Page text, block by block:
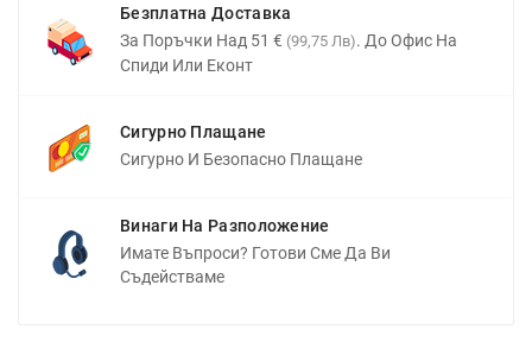
Безплатна Доставка
За Поръчки Над 51 € (99,75 Лв). До Офис На
Спиди Или Еконт
Сигурно Плащане
Сигурно И Безопасно Плащане
Винаги На Разположение
Имате Въпроси? Готови Сме Да Ви
Съдействаме